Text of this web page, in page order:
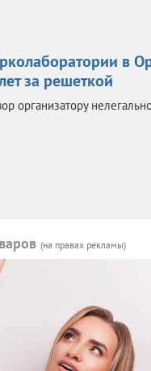
в
за решеткой
организатору
(на правах рекламы)